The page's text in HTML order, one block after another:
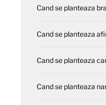
Cand se planteaza
Cand se planteaza
Cand se planteaza
Cand se planteaza